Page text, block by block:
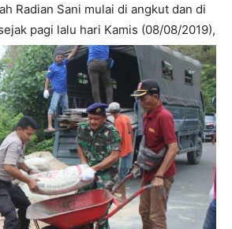
Radian Sani mulai di angkut dan di
pagi lalu hari Kamis (08/08/2019),